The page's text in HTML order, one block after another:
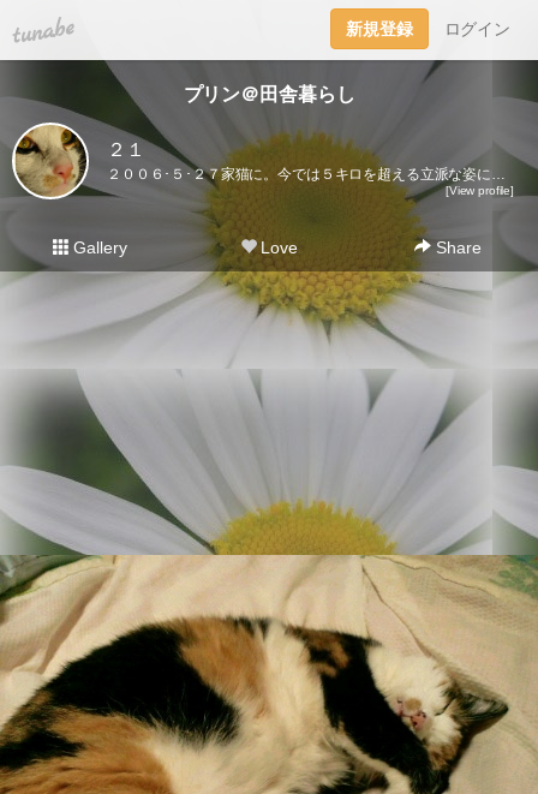
tuna.be 新規登録 ログイン
プリン＠田舎暮らし
２１
２００６･５･２７家猫に。今では５キロを超える立派な姿になりました♪ここに登場するのはプリンだけ。２０２１･５･３０虹の橋を渡りました｡
[View profile]
Gallery Love Share